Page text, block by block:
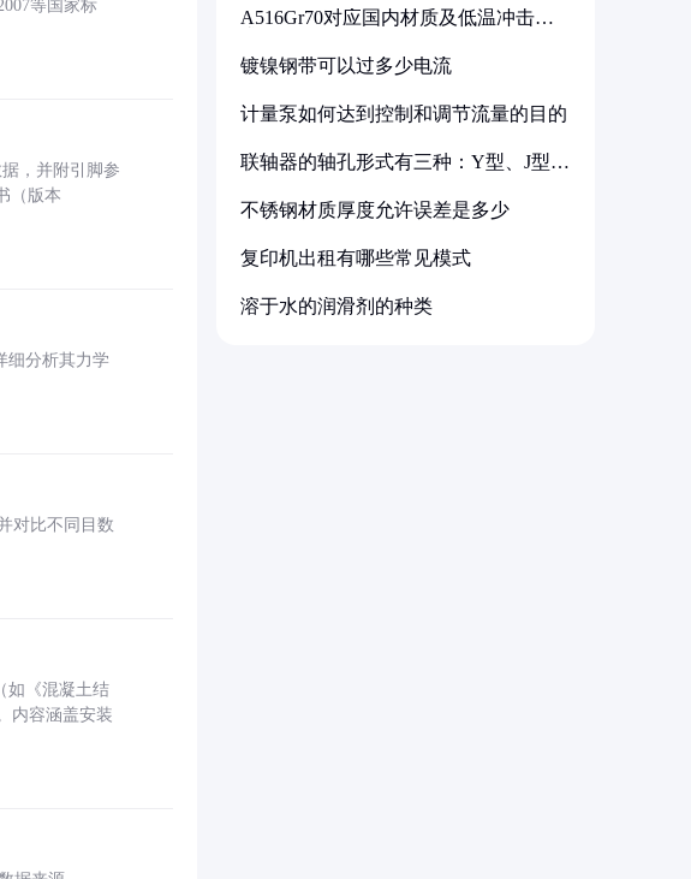
等国家标
，并附引脚参
（版本
细分析其力学
对比不同目数
如《混凝土结
内容涵盖安装
A516Gr70对应国内材质及低温冲击要
镀镍钢带可以过多少电流
计量泵如何达到控制和调节流量的目的
联轴器的轴孔形式有三种：Y型、J型、
不锈钢材质厚度允许误差是多少
复印机出租有哪些常见模式
溶于水的润滑剂的种类